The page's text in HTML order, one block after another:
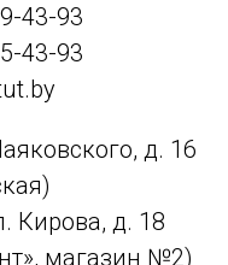
43-93
43-93
д. 16
Кирова, д. 18
магазин №2)